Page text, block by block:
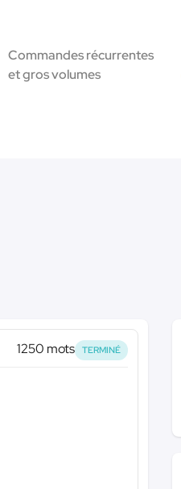
Commandes récurrentes
et gros volumes
1250 mots TERMINÉ